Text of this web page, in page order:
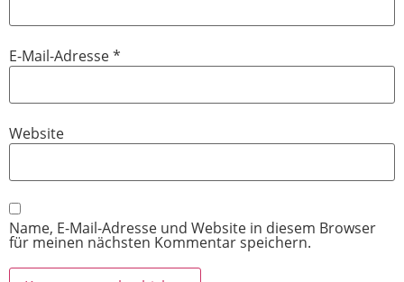
E-Mail-Adresse*
Website
Name, E-Mail-Adresse und Website in diesem Browser
für meinen nächsten Kommentar speichern.